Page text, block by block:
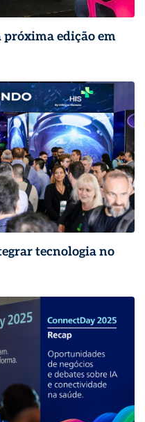
próxima edição em
tecnologia no